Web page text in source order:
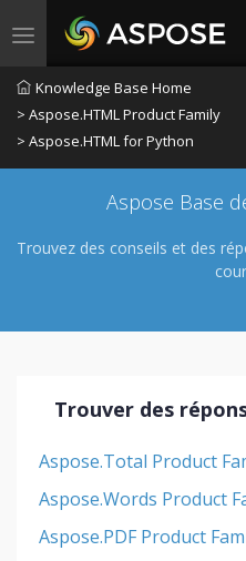
Toggle navigation
Knowledge Base Home
> Aspose.HTML Product Family
> Aspose.HTML for Python
Aspose Base
Trouvez des conseils et des
Trouver des
Aspose.Total Product
Aspose.Words Product
Aspose.PDF Product